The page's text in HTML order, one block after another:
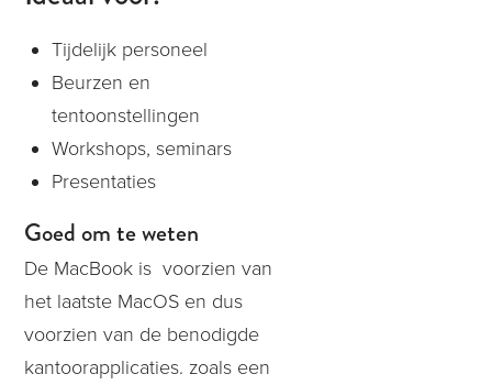
Tijdelijk personeel
Beurzen en
tentoonstellingen
Workshops, seminars
Presentaties
Goed om te weten
De MacBook is voorzien van
het laatste MacOS en dus
voorzien van de benodigde
kantoorapplicaties. zoals een